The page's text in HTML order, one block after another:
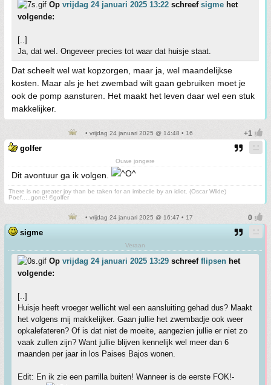
Op vrijdag 24 januari 2025 13:22 schreef sigme het
volgende:
[..]
Ja, dat wel. Ongeveer precies tot waar dat huisje staat.
Dat scheelt wel wat kopzorgen, maar ja, wel maandelijkse
kosten. Maar als je het zwembad wilt gaan gebruiken moet je
ook de pomp aansturen. Het maakt het leven daar wel een stuk
makkelijker.
• vrijdag 24 januari 2025 @ 14:48 • 16
golfer
Ouwe jongere
Dit avontuur ga ik volgen.
There is no greater joy than be taken for an imbecile by an idiot. (Oscar Wilde)
Poef.....gone! ©golfer
• vrijdag 24 januari 2025 @ 16:47 • 17
sigme
Veraan
Op vrijdag 24 januari 2025 13:29 schreef flipsen het
volgende:
[..]
Huisje heeft vroeger wellicht wel een aansluiting gehad dus? Maakt
het volgens mij makkelijker. Gaan jullie het zwembadje ook weer
opkalefateren? Of is dat niet de moeite, aangezien jullie er niet zo
vaak zullen zijn? Want jullie blijven kennelijk wel meer dan 6
maanden per jaar in los Paises Bajos wonen.
Edit: En ik zie een parrilla buiten! Wanneer is de eerste FOK!-